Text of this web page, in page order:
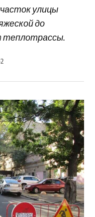
улицы
до
теплотрассы.